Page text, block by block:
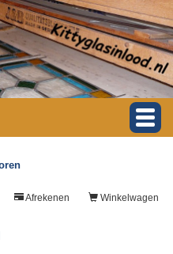
Winkelwagen
Afrekenen